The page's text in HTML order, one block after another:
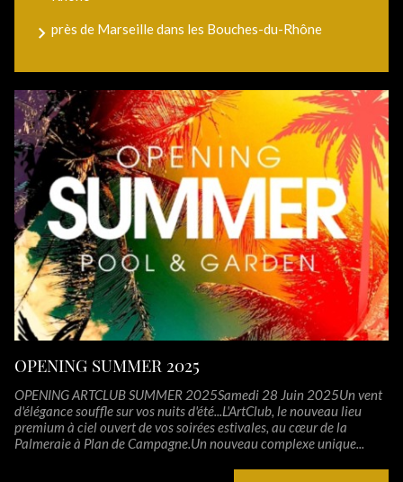
près de Marseille dans les Bouches-du-Rhône
OPENING SUMMER 2025
OPENING ARTCLUB SUMMER 2025Samedi 28 Juin 2025Un vent
d'élégance souffle sur vos nuits d'été...L'ArtClub, le nouveau lieu
premium à ciel ouvert de vos soirées estivales, au cœur de la
Palmeraie à Plan de Campagne.Un nouveau complexe unique...